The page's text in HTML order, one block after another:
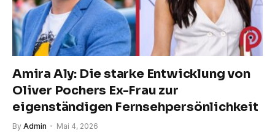
Amira Aly: Die starke Entwicklung von
Oliver Pochers Ex-Frau zur
eigenständigen Fernsehpersönlichkeit
By Admin Mai 4, 2026